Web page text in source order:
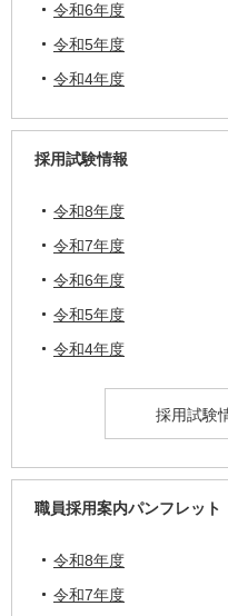
令和6年度
令和5年度
令和4年度
採用試験情報
令和8年度
令和7年度
令和6年度
令和5年度
令和4年度
採用試験
職員採用案内パンフレット
令和8年度
令和7年度